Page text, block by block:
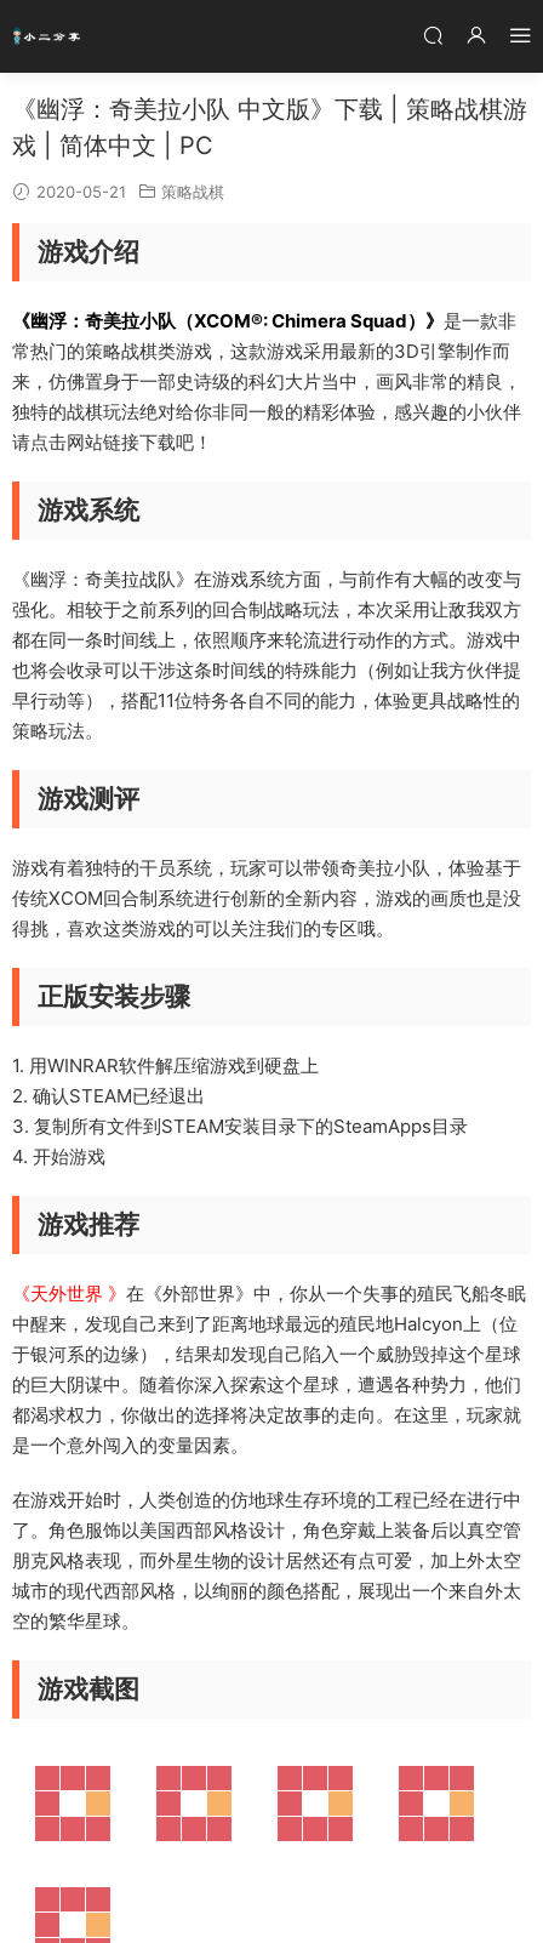
《幽浮：奇美拉小队 中文版》下载 | 策略战棋游
戏 | 简体中文 | PC
2020-05-21 策略战棋
游戏介绍
《幽浮：奇美拉小队（XCOM®: Chimera Squad）》 是一款非
常热门的策略战棋类游戏，这款游戏采用最新的3D引擎制作而
来，仿佛置身于一部史诗级的科幻大片当中，画风非常的精良，
独特的战棋玩法绝对给你非同一般的精彩体验，感兴趣的小伙伴
请点击网站链接下载吧！
游戏系统
《幽浮：奇美拉战队》在游戏系统方面，与前作有大幅的改变与
强化。相较于之前系列的回合制战略玩法，本次采用让敌我双方
都在同一条时间线上，依照顺序来轮流进行动作的方式。游戏中
也将会收录可以干涉这条时间线的特殊能力（例如让我方伙伴提
早行动等），搭配11位特务各自不同的能力，体验更具战略性的
策略玩法。
游戏测评
游戏有着独特的干员系统，玩家可以带领奇美拉小队，体验基于
传统XCOM回合制系统进行创新的全新内容，游戏的画质也是没
得挑，喜欢这类游戏的可以关注我们的专区哦。
正版安装步骤
1. 用WINRAR软件解压缩游戏到硬盘上
2. 确认STEAM已经退出
3. 复制所有文件到STEAM安装目录下的SteamApps目录
4. 开始游戏
游戏推荐
《天外世界 》 在《外部世界》中，你从一个失事的殖民飞船冬眠
中醒来，发现自己来到了距离地球最远的殖民地Halcyon上（位
于银河系的边缘），结果却发现自己陷入一个威胁毁掉这个星球
的巨大阴谋中。随着你深入探索这个星球，遭遇各种势力，他们
都渴求权力，你做出的选择将决定故事的走向。在这里，玩家就
是一个意外闯入的变量因素。
在游戏开始时，人类创造的仿地球生存环境的工程已经在进行中
了。角色服饰以美国西部风格设计，角色穿戴上装备后以真空管
朋克风格表现，而外星生物的设计居然还有点可爱，加上外太空
城市的现代西部风格，以绚丽的颜色搭配，展现出一个来自外太
空的繁华星球。
游戏截图